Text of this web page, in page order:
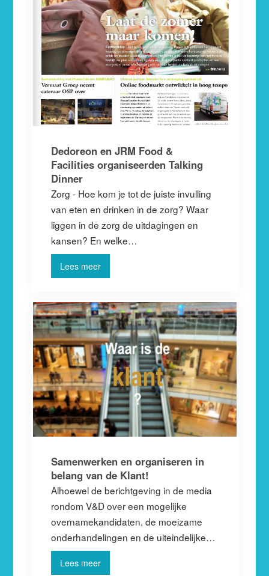
Dedoreon en JRM Food &
Facilities organiseerden Talking
Dinner
Zorg - Hoe kom je tot de juiste invulling
van eten en drinken in de zorg? Waar
liggen in de zorg de uitdagingen en
kansen? En welke…
Lees meer
Samenwerken en organiseren in
belang van de Klant!
Alhoewel de berichtgeving in de media
rondom V&D over een mogelijke
overnamekandidaten, de moeizame
onderhandelingen en de uiteindelijke…
Lees meer